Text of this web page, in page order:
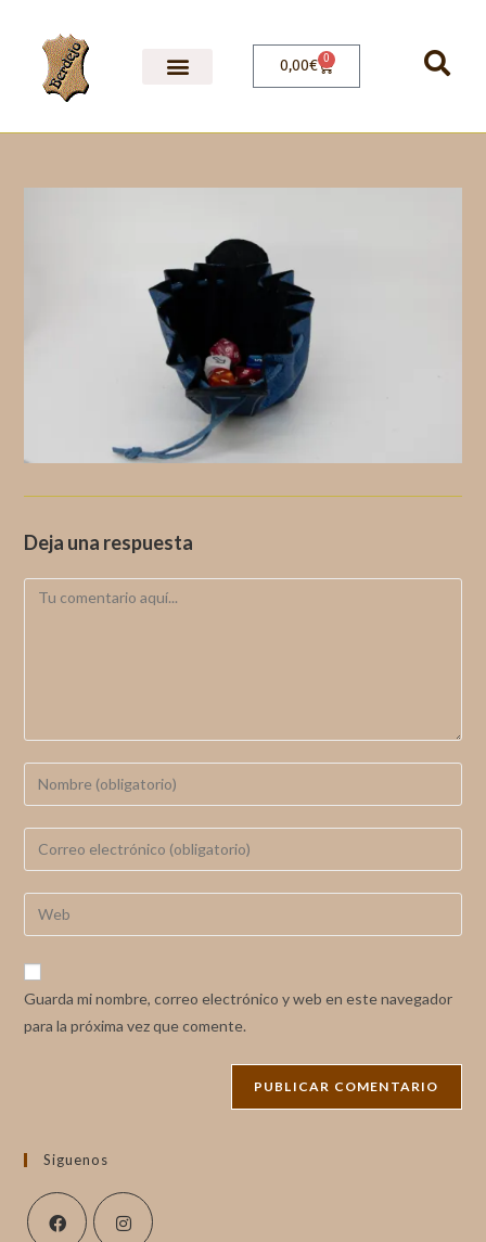
0,00€ 0
Deja una respuesta
Guarda mi nombre, correo electrónico y web en este navegador
para la próxima vez que comente.
Siguenos